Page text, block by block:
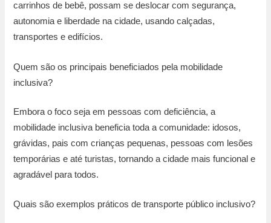
carrinhos de bebê, possam se deslocar com segurança,
autonomia e liberdade na cidade, usando calçadas,
transportes e edifícios.
Quem são os principais beneficiados pela mobilidade
inclusiva?
Embora o foco seja em pessoas com deficiência, a
mobilidade inclusiva beneficia toda a comunidade: idosos,
grávidas, pais com crianças pequenas, pessoas com lesões
temporárias e até turistas, tornando a cidade mais funcional e
agradável para todos.
Quais são exemplos práticos de transporte público inclusivo?